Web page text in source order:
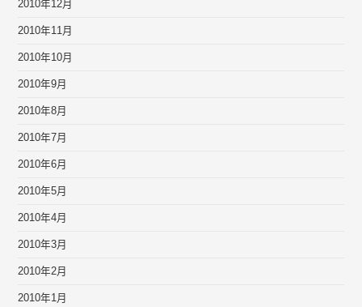
2010年12月
2010年11月
2010年10月
2010年9月
2010年8月
2010年7月
2010年6月
2010年5月
2010年4月
2010年3月
2010年2月
2010年1月